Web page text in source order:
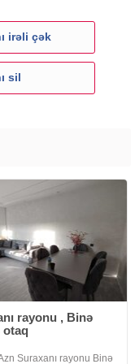
irəli çək
sil
rayonu , Binə
otaq
Suraxanı rayonu Binə